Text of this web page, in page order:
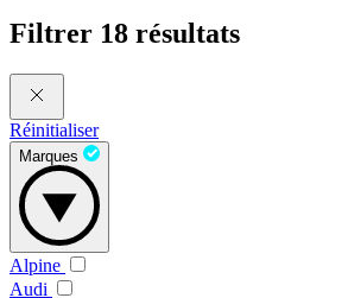
Filtrer 18 résultats
Réinitialiser
Marques
Alpine
Audi